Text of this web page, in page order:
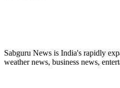
Sabguru News is India's rapidly
weather news, business news,